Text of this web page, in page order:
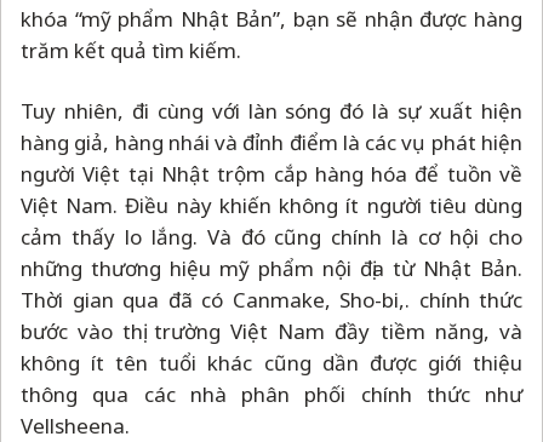
khóa “mỹ phẩm Nhật Bản”, bạn sẽ nhận được hàng
trăm kết quả tìm kiếm.
Tuy nhiên, đi cùng với làn sóng đó là sự xuất hiện
hàng giả, hàng nhái và đỉnh điểm là các vụ phát hiện
người Việt tại Nhật trộm cắp hàng hóa để tuồn về
Việt Nam. Điều này khiến không ít người tiêu dùng
cảm thấy lo lắng. Và đó cũng chính là cơ hội cho
những thương hiệu mỹ phẩm nội địa từ Nhật Bản.
Thời gian qua đã có Canmake, Sho-bi,. chính thức
bước vào thị trường Việt Nam đầy tiềm năng, và
không ít tên tuổi khác cũng dần được giới thiệu
thông qua các nhà phân phối chính thức như
Vellsheena.